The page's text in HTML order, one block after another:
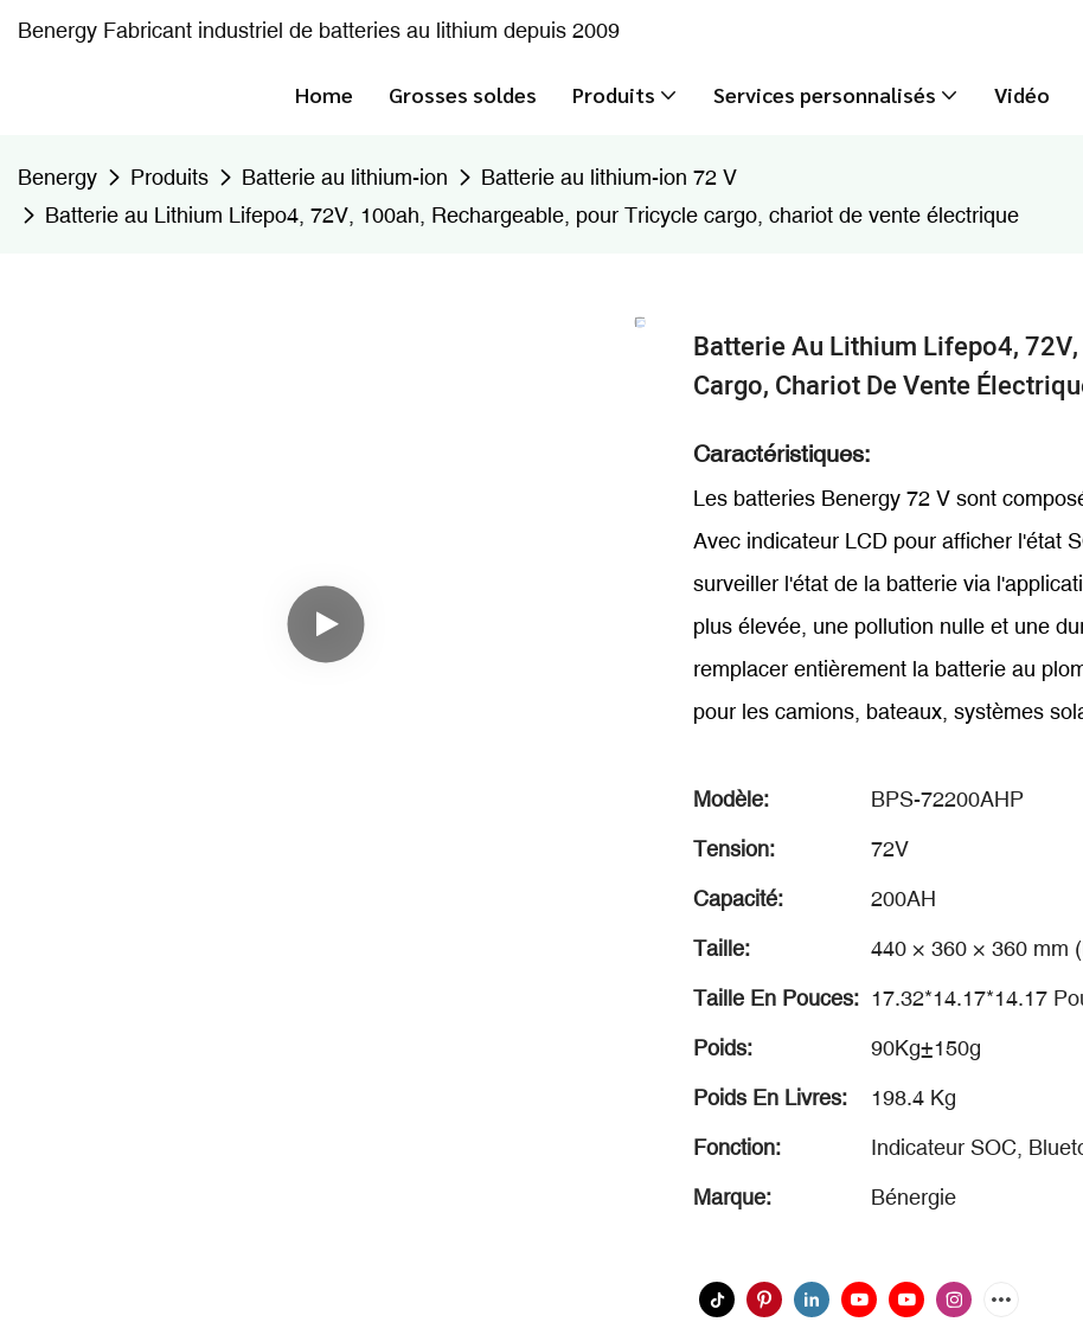
Benergy Fabricant industriel de batteries au lithium depuis 2009
Home Grosses soldes Produits Services personnalisés Vidéo
Benergy Produits Batterie au lithium-ion
Batterie au lithium-ion 72 V
Batterie au Lithium Lifepo4, 72V, 100ah, Rechargeable, pour Tricycle cargo, chariot de vente électrique
Batterie Au Lithium Lifepo4,
Cargo, Chariot De Vente
Caractéristiques:
Les batteries Benergy 72 V sont
Avec indicateur LCD pour afficher l'état
surveiller l'état de la batterie via
plus élevée, une pollution nulle et une
remplacer entièrement la batterie au
pour les camions, bateaux, systèmes
Modèle:
BPS-72200AHP
Tension:
72V
Capacité:
200AH
Taille:
440 × 360 × 360 mm
Taille En Pouces: 17.32*14.17*14.17
Poids:
90Kg±150g
Poids En Livres:
198.4 Kg
Fonction:
Indicateur SOC,
Marque:
Bénergie